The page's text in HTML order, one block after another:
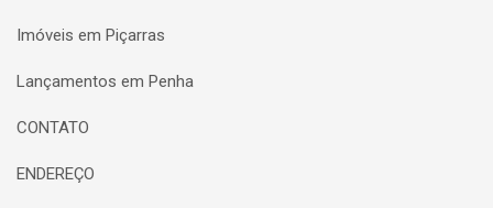
Imóveis em Piçarras
Lançamentos em Penha
CONTATO
ENDEREÇO